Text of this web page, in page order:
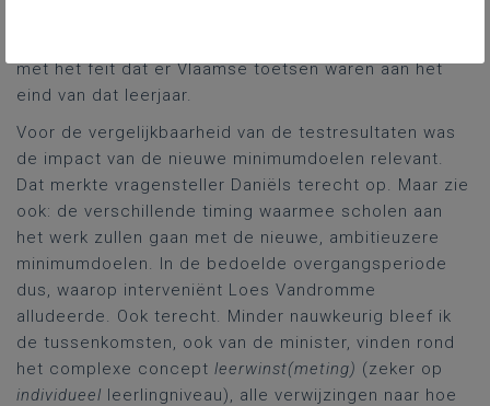
met het feit dat er Vlaamse toetsen waren aan het
eind van dat leerjaar.
Voor de vergelijkbaarheid van de testresultaten was
de impact van de nieuwe minimumdoelen relevant.
Dat merkte vragensteller Daniëls terecht op. Maar zie
ook: de verschillende timing waarmee scholen aan
het werk zullen gaan met de nieuwe, ambitieuzere
minimumdoelen. In de bedoelde overgangsperiode
dus, waarop interveniënt Loes Vandromme
alludeerde. Ook terecht. Minder nauwkeurig bleef ik
de tussenkomsten, ook van de minister, vinden rond
het complexe concept leerwinst(meting) (zeker op
individueel leerlingniveau), alle verwijzingen naar hoe